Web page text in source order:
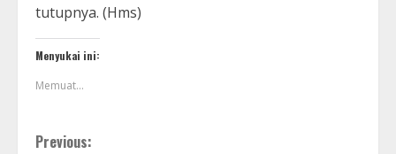
tutupnya. (Hms)
Menyukai ini:
Memuat...
Previous: